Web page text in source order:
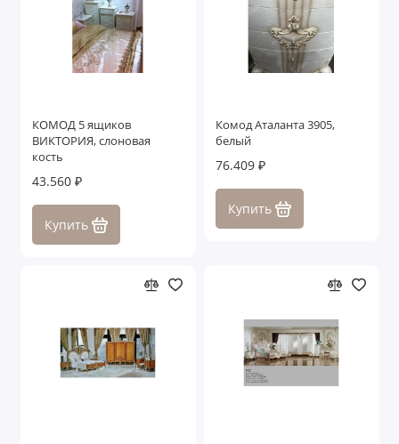
КОМОД 5 ящиков
ВИКТОРИЯ, слоновая
кость
43.560 ₽
Купить
Комод Аталанта 3905,
белый
76.409 ₽
Купить